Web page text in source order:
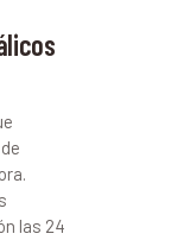
las 24